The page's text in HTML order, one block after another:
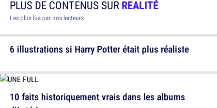
PLUS DE CONTENUS SURREALITÉ
Les plus lus par nos lecteurs
6 illustrations si Harry Potter était plus réaliste
10 faits historiquement vrais dans les albums